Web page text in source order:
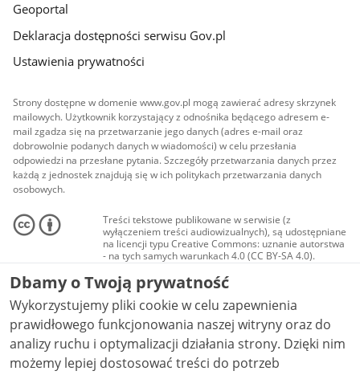
Geoportal
Deklaracja dostępności serwisu Gov.pl
Ustawienia prywatności
Strony dostępne w domenie www.gov.pl mogą zawierać adresy skrzynek
mailowych. Użytkownik korzystający z odnośnika będącego adresem e-
mail zgadza się na przetwarzanie jego danych (adres e-mail oraz
dobrowolnie podanych danych w wiadomości) w celu przesłania
odpowiedzi na przesłane pytania. Szczegóły przetwarzania danych przez
każdą z jednostek znajdują się w ich politykach przetwarzania danych
osobowych.
Treści tekstowe publikowane w serwisie (z
wyłączeniem treści audiowizualnych), są udostępniane
na licencji typu Creative Commons: uznanie autorstwa
- na tych samych warunkach 4.0 (CC BY-SA 4.0).
Materiały audiowizualne, w tym zdjęcia, materiały
audio i wideo, są udostępniane na licencji typu
Creative Commons: uznanie autorstwa użycie
niekomercyjne - bez utworów zależnych 4.0 (CC BY-
NC-ND 4.0), o ile nie jest to stwierdzone inaczej.
Dbamy o Twoją prywatność
Wykorzystujemy pliki cookie w celu zapewnienia
prawidłowego funkcjonowania naszej witryny oraz do
analizy ruchu i optymalizacji działania strony. Dzięki nim
możemy lepiej dostosować treści do potrzeb